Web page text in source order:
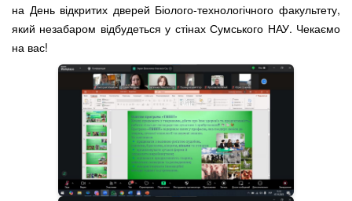
на День відкритих дверей Біолого-технологічного факультету,
який незабаром відбудеться у стінах Сумського НАУ. Чекаємо
на вас!